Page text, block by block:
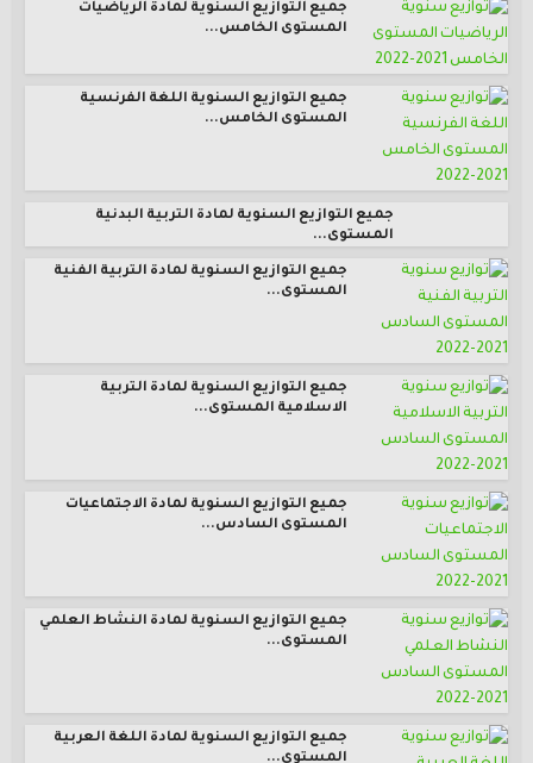
جميع التوازيع السنوية لمادة الرياضيات
المستوى الخامس...
جميع التوازيع السنوية اللغة الفرنسية
المستوى الخامس...
جميع التوازيع السنوية لمادة التربية البدنية
المستوى...
جميع التوازيع السنوية لمادة التربية الفنية
المستوى...
جميع التوازيع السنوية لمادة التربية
الاسلامية المستوى...
جميع التوازيع السنوية لمادة الاجتماعيات
المستوى السادس...
جميع التوازيع السنوية لمادة النشاط العلمي
المستوى...
جميع التوازيع السنوية لمادة اللغة العربية
المستوى...